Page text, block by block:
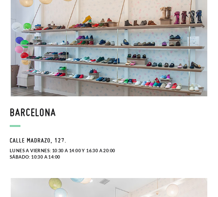
BARCELONA
CALLE MADRAZO, 127.
LUNES A VIERNES: 10:30 A 14:00 Y 16:30 A 20:00
SÁBADO: 10:30 A 14:00